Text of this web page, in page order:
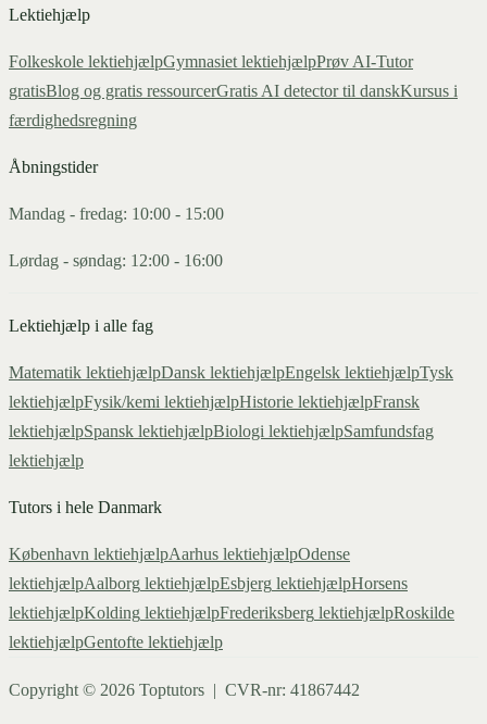
Lektiehjælp
Folkeskole lektiehjælpGymnasiet lektiehjælpPrøv AI-Tutor
gratisBlog og gratis ressourcerGratis AI detector til danskKursus i
færdighedsregning
Åbningstider
Mandag - fredag: 10:00 - 15:00
Lørdag - søndag: 12:00 - 16:00
Lektiehjælp i alle fag
Matematik lektiehjælpDansk lektiehjælpEngelsk lektiehjælpTysk
lektiehjælpFysik/kemi lektiehjælpHistorie lektiehjælpFransk
lektiehjælpSpansk lektiehjælpBiologi lektiehjælpSamfundsfag
lektiehjælp
Tutors i hele Danmark
København lektiehjælpAarhus lektiehjælpOdense
lektiehjælpAalborg lektiehjælpEsbjerg lektiehjælpHorsens
lektiehjælpKolding lektiehjælpFrederiksberg lektiehjælpRoskilde
lektiehjælpGentofte lektiehjælp
Copyright © 2026 Toptutors | CVR-nr: 41867442